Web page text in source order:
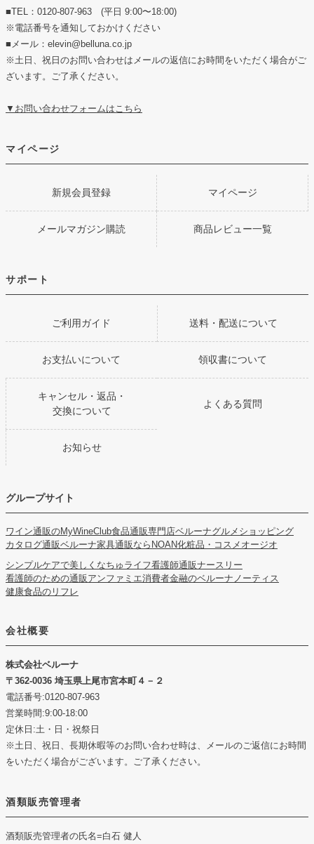
■TEL：0120-807-963 (平日 9:00〜18:00)
※電話番号を通知しておかけください
■メール：elevin@belluna.co.jp
※土日、祝日のお問い合わせはメールの返信にお時間をいただく場合がご
ざいます。ご了承ください。
▼お問い合わせフォームはこちら
マイページ
新規会員登録 マイページ
メールマガジン購読 商品レビュー一覧
サポート
ご利用ガイド 送料・配送について
お支払いについて 領収書について
キャンセル・返品・
交換について
よくある質問
お知らせ
グループサイト
ワイン通販のMyWineClub食品通販専門店ベルーナグルメショッピング
カタログ通販ベルーナ家具通販ならNOAN化粧品・コスメオージオ
シンプルケアで美しくなちゅライフ看護師通販ナースリー
看護師のための通販アンファミエ消費者金融のベルーナノーティス
健康食品のリフレ
会社概要
株式会社ベルーナ
362-0036 埼玉県上尾市宮本町４－２
電話番号:0120-807-963
営業時間:9:00-18:00
定休日:土・日・祝祭日
※土日、祝日、長期休暇等のお問い合わせ時は、メールのご返信にお時間
をいただく場合がございます。ご了承ください。
酒類販売管理者
酒類販売管理者の氏名=白石 健人